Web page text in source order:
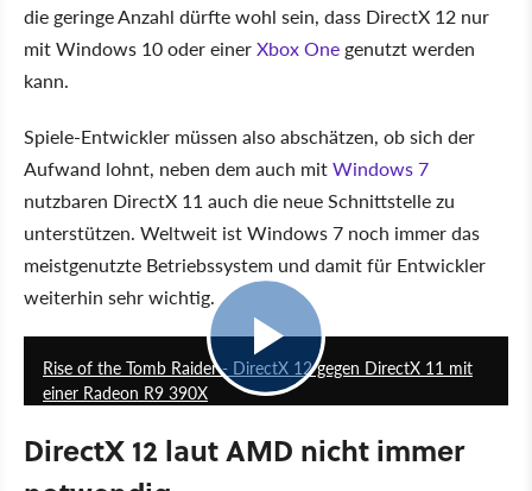
die geringe Anzahl dürfte wohl sein, dass DirectX 12 nur
mit Windows 10 oder einerXbox One genutzt werden
kann.
Spiele-Entwickler müssen also abschätzen, ob sich der
Aufwand lohnt, neben dem auch mitWindows 7
nutzbaren DirectX 11 auch die neue Schnittstelle zu
unterstützen. Weltweit ist Windows 7 noch immer das
meistgenutzte Betriebssystem und damit für Entwickler
weiterhin sehr wichtig.
Rise of the Tomb Raider - DirectX 12 gegen DirectX 11 mit
einer Radeon R9 390X
DirectX 12 laut AMD nicht immer